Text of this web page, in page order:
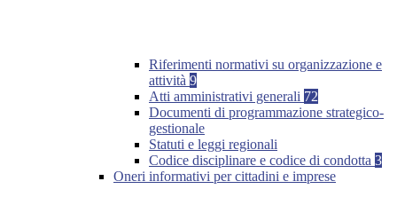
Riferimenti normativi su organizzazione e
attività 9
Atti amministrativi generali 72
Documenti di programmazione strategico-
gestionale
Statuti e leggi regionali
Codice disciplinare e codice di condotta 3
Oneri informativi per cittadini e imprese